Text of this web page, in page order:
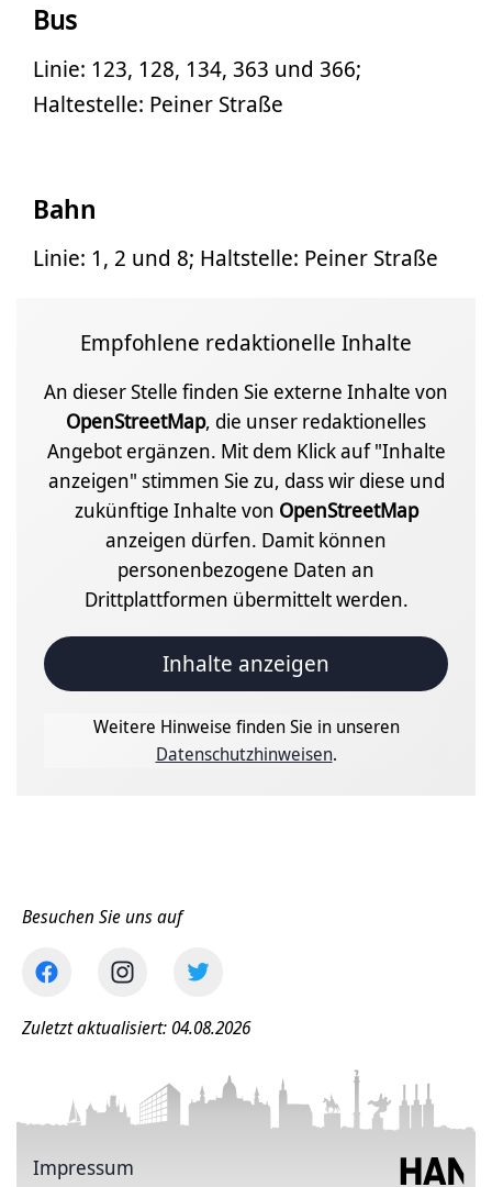
Bus
Linie: 123, 128, 134, 363 und 366;
Haltestelle: Peiner Straße
Bahn
Linie: 1, 2 und 8; Haltstelle: Peiner Straße
Empfohlene redaktionelle Inhalte
An dieser Stelle finden Sie externe Inhalte von
OpenStreetMap, die unser redaktionelles
Angebot ergänzen. Mit dem Klick auf "Inhalte
anzeigen" stimmen Sie zu, dass wir diese und
zukünftige Inhalte von OpenStreetMap
anzeigen dürfen. Damit können
personenbezogene Daten an
Drittplattformen übermittelt werden.
Inhalte anzeigen
Weitere Hinweise finden Sie in unseren
Datenschutzhinweisen.
Besuchen Sie uns auf
Zuletzt aktualisiert: 04.08.2026
Impressum